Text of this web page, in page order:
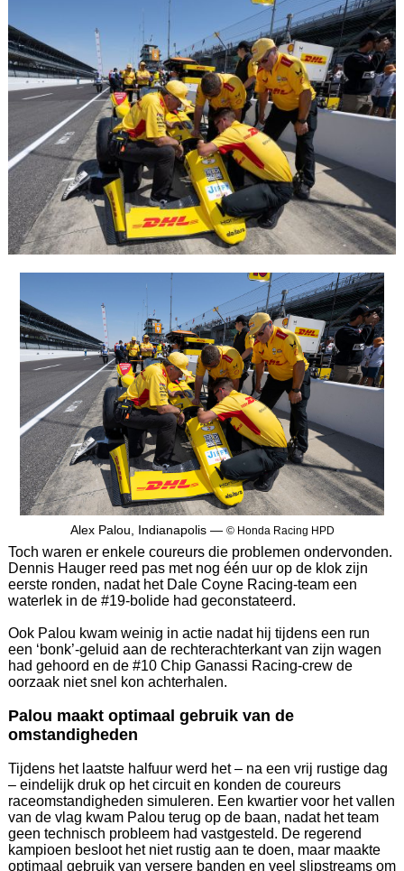
Alex Palou, Indianapolis — © Honda Racing HPD
Toch waren er enkele coureurs die problemen ondervonden.
Dennis Hauger reed pas met nog één uur op de klok zijn
eerste ronden, nadat het Dale Coyne Racing-team een
waterlek in de #19-bolide had geconstateerd.
Ook Palou kwam weinig in actie nadat hij tijdens een run
een ‘bonk’-geluid aan de rechterachterkant van zijn wagen
had gehoord en de #10 Chip Ganassi Racing-crew de
oorzaak niet snel kon achterhalen.
Palou maakt optimaal gebruik van de
omstandigheden
Tijdens het laatste halfuur werd het – na een vrij rustige dag
– eindelijk druk op het circuit en konden de coureurs
raceomstandigheden simuleren. Een kwartier voor het vallen
van de vlag kwam Palou terug op de baan, nadat het team
geen technisch probleem had vastgesteld. De regerend
kampioen besloot het niet rustig aan te doen, maar maakte
optimaal gebruik van versere banden en veel slipstreams om